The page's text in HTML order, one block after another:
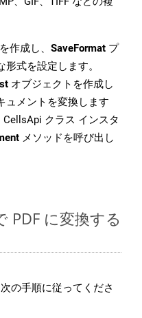
作成し、 SaveFormat プ
式を設定します。
オブジェクトを作成し
ュメントを変換します
CellsApi クラス インスタ
メソッドを呼び出し
PDF に変換する
の手順に従ってくださ